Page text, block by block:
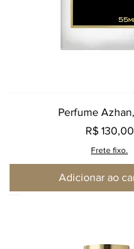
Perfume
Preço
R$ 130,00
Frete fixo.
Adicionar ao